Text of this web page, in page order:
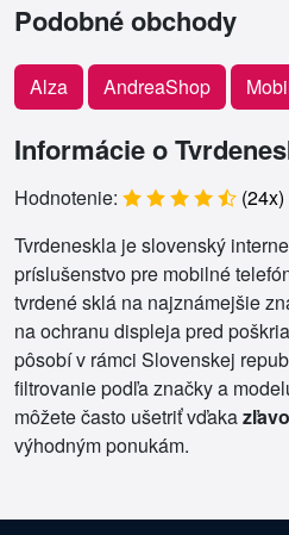
Podobné obchody
Alza AndreaShop
Informácie o
Hodnotenie: (24x)
Tvrdeneskla je slovenský
príslušenstvo pre mobilné
tvrdené sklá na najznámejšie
na ochranu displeja pred
pôsobí v rámci Slovenskej
filtrovanie podľa značky a
môžete často ušetriť vďaka
výhodným ponukám.